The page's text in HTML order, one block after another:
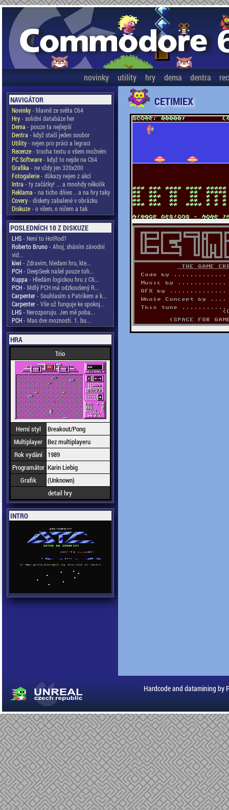
novinky utility hry dema dentra
NAVIGÁTOR
Novinky- hlavně ze světa C64
Hry- solidní databáze her
Dema - pouze ta nejlepší
Dentra - když stačí jeden soubor
Utility- nejen pro práci a legraci
Recenze- trocha textu o všem možném
PC Software- když to nejde na C64
Grafika - ne vždy jen 320x200
Fotogalerie- důkazy nejen z akcí
Intra - ty začátky! ... a mnohdy několik
Reklama - na ticho dňies .. a na hry taky
Covery- diskety zabalené v obrázku
Diskuze- o všem, o ničem a tak
POSLEDNÍCH 10 Z DISKUZE
LHS- Není to HotRod?
Roberto Bruno- Ahoj, sháním závodní
vid...
kiwi - Zdravim, hledam hru, kte...
PCH- DeepSeek našel pouze toh...
Kuppa - Hledám logickou hru z C6...
PCH- Mdlý PCH má odzkoušený R...
Carpenter- Souhlasím s Patrikem a k...
Carpenter- Vše už funguje ke spokoj...
LHS- Nerozporuju. Jen mě poba...
PCH- Mas dve moznosti. 1. bu...
HRA
Trio
Herní styl
Breakout/Pong
Multiplayer Bez multiplayeru
Rok vydání
1989
Programátor Karin Liebig
Grafik
(Unknown)
detail hry
INTRO
CETIMIEX
Hardcode and datamining by